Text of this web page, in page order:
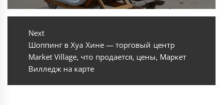
Next
Next
post:
Шоппинг в Хуа Хине — торговый центр
Market Village, что продается, цены, Маркет
Вилледж на карте